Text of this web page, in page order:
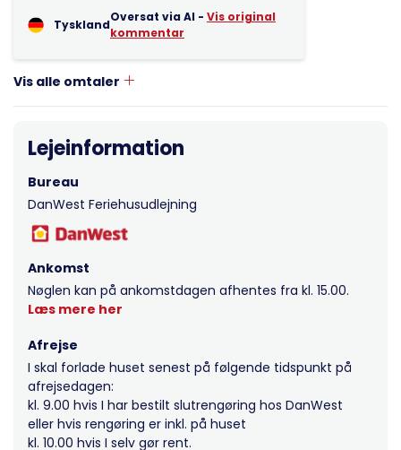
Tyskland
Oversat via AI - Vis original
kommentar
Vis alle omtaler
Lejeinformation
Bureau
DanWest Feriehusudlejning
Ankomst
Nøglen kan på ankomstdagen afhentes fra kl. 15.00.
Læs mere her
Afrejse
I skal forlade huset senest på følgende tidspunkt på
afrejsedagen:
kl. 9.00 hvis I har bestilt slutrengøring hos DanWest
eller hvis rengøring er inkl. på huset
kl. 10.00 hvis I selv gør rent.